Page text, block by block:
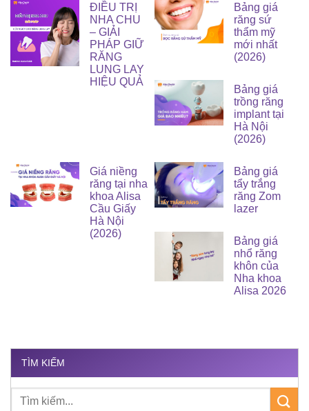
ĐIỀU TRỊ
NHA CHU
– GIẢI
PHÁP GIỮ
RĂNG
LUNG LAY
HIỆU QUẢ
Bảng giá
răng sứ
thẩm mỹ
mới nhất
(2026)
Bảng giá
trồng răng
implant tại
Hà Nội
(2026)
Giá niềng
răng tại nha
khoa Alisa
Cầu Giấy
Hà Nội
(2026)
Bảng giá
tẩy trắng
răng Zom
lazer
Bảng giá
nhổ răng
khôn của
Nha khoa
Alisa 2026
TÌM KIẾM